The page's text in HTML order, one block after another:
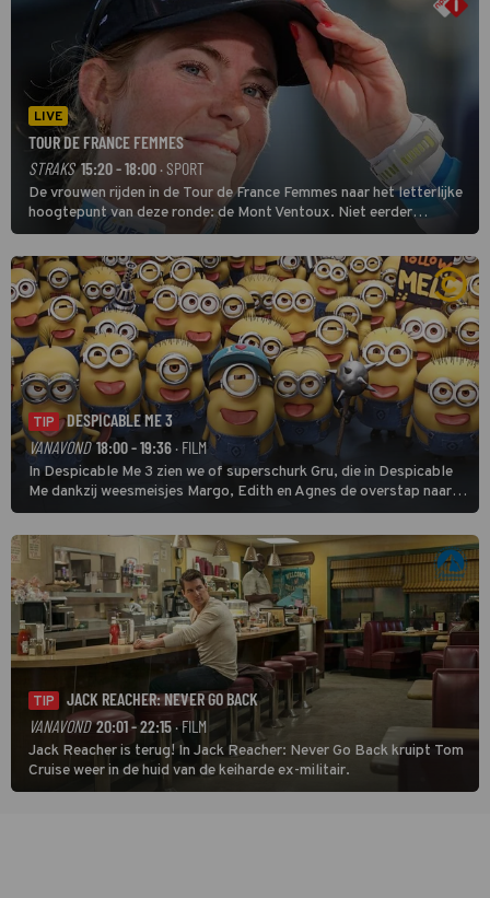
LIVE
TOUR DE FRANCE FEMMES
STRAKS 15:20 - 18:00 · SPORT
De vrouwen rijden in de Tour de France Femmes naar het letterlijke
hoogtepunt van deze ronde: de Mont Ventoux. Niet eerder
finishten de vrouwen voor deze koers op deze kale col uit de
buitencategorie. De aanloop naar de slotklim is vlak.
TIP
DESPICABLE ME 3
VANAVOND 18:00 - 19:36· FILM
In Despicable Me 3 zien we of superschurk Gru, die in Despicable
Me dankzij weesmeisjes Margo, Edith en Agnes de overstap naar
het rechte pad maakte, ook op dat pad weet te blijven.
TIP
JACK REACHER: NEVER GO BACK
VANAVOND 20:01 - 22:15· FILM
Jack Reacher is terug! In Jack Reacher: Never Go Back kruipt Tom
Cruise weer in de huid van de keiharde ex-militair.